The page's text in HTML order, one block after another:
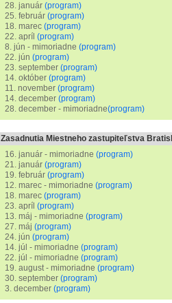
28. január (program)
25. február (program)
18. marec (program)
22. apríl (program)
8. jún - mimoriadne (program)
22. jún (program)
23. september (program)
14. október (program)
11. november (program)
14. december (program)
28. december - mimoriadne(program)
Zasadnutia Miestneho zastupiteľstva
16. január - mimoriadne (program)
21. január (program)
19. február (program)
12. marec - mimoriadne (program)
18. marec (program)
23. apríl (program)
13. máj - mimoriadne (program)
27. máj (program)
24. jún (program)
14. júl - mimoriadne (program)
22. júl - mimoriadne (program)
19. august - mimoriadne (program)
30. september (program)
3. december (program)